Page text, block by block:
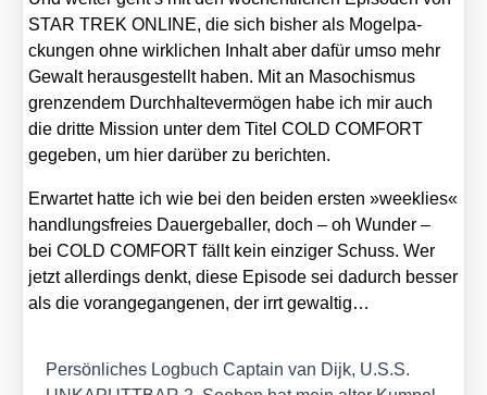
STAR TREK ONLINE, die sich bis­her als Mogel­pa­
ckun­gen ohne wirk­li­chen Inhalt aber dafür umso mehr
Gewalt her­aus­ge­stellt haben. Mit an Maso­chis­mus
gren­zen­dem Durch­hal­te­ver­mö­gen habe ich mir auch
die drit­te Mis­si­on unter dem Titel COLD COMFORT
gege­ben, um hier dar­über zu berich­ten.
Erwar­tet hat­te ich wie bei den bei­den ers­ten »weeklies«
hand­lungs­frei­es Dau­er­ge­bal­ler, doch – oh Wun­der –
bei COLD COMFORT fällt kein ein­zi­ger Schuss. Wer
jetzt aller­dings denkt, die­se Epi­so­de sei dadurch bes­ser
als die vor­an­ge­gan­ge­nen, der irrt gewal­tig…
Per­sön­li­ches Log­buch Cap­tain van Dijk, U.S.S.